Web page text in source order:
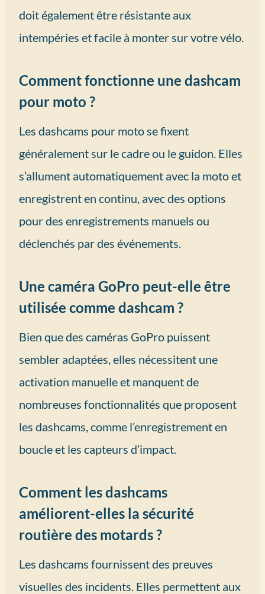
doit également être résistante aux
intempéries et facile à monter sur votre vélo.
Comment fonctionne une dashcam
pour moto ?
Les dashcams pour moto se fixent
généralement sur le cadre ou le guidon. Elles
s’allument automatiquement avec la moto et
enregistrent en continu, avec des options
pour des enregistrements manuels ou
déclenchés par des événements.
Une caméra GoPro peut-elle être
utilisée comme dashcam ?
Bien que des caméras GoPro puissent
sembler adaptées, elles nécessitent une
activation manuelle et manquent de
nombreuses fonctionnalités que proposent
les dashcams, comme l’enregistrement en
boucle et les capteurs d’impact.
Comment les dashcams
améliorent-elles la sécurité
routière des motards ?
Les dashcams fournissent des preuves
visuelles des incidents. Elles permettent aux